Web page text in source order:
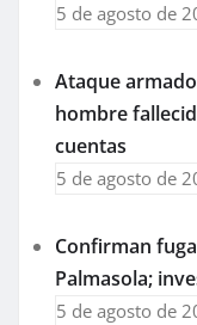
5 de agosto de
Ataque
hombre
cuentas
5 de agosto de
Confirman
Palmasola;
5 de agosto de